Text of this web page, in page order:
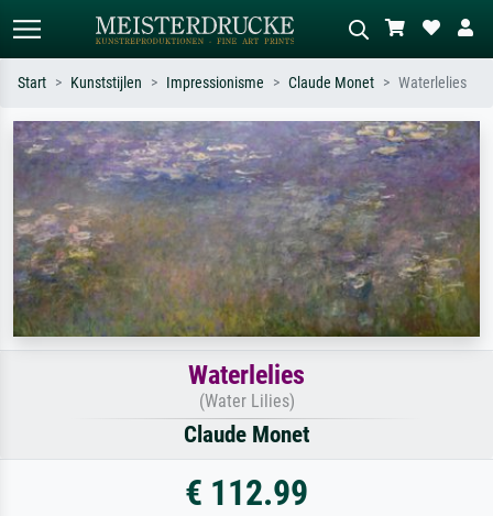
Standaard zoeken AI-beeldzoeker
Zoek op kunstenaar, titel of stijl – bijv.
Monet, Sterrennacht, impressionisme,
Hokusai-golf, naakt.
Beschrijf de scène – bijv. groene
weide, abstract met veel rood, donker
olieverfschilderij, staand naakt naast
een boom.
Start Kunststijlen Impressionisme Claude Monet Waterlelies
Waterlelies
(Water Lilies)
Claude Monet
€ 112.99